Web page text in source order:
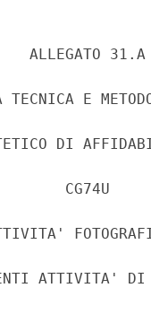
ALLEGATO
TECNICA E
DI
CG74U
ATTIVITA'